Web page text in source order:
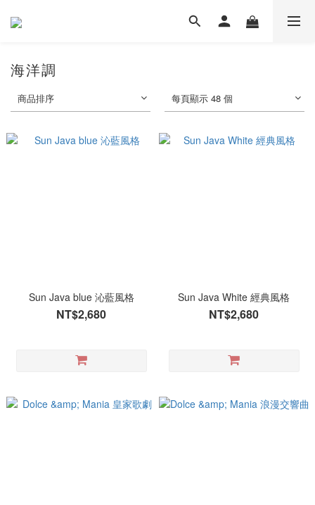
海洋調
商品排序 每頁顯示 48 個
Sun Java blue 沁藍風格
NT$2,680
Sun Java White 經典風格
NT$2,680